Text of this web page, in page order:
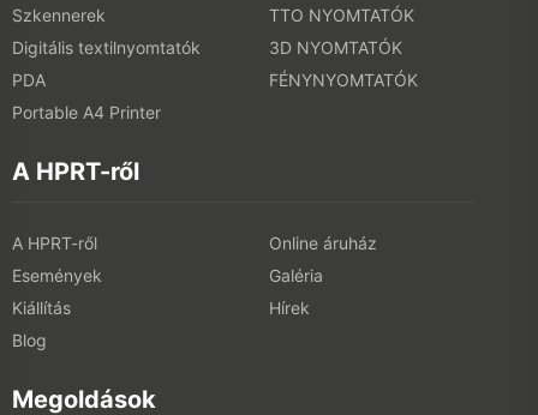
Szkennerek
TTO NYOMTATÓK
Digitális textilnyomtatók
3D NYOMTATÓK
PDA
FÉNYNYOMTATÓK
Portable A4 Printer
A HPRT-ről
A HPRT-ről
Online áruház
Események
Galéria
Kiállítás
Hírek
Blog
Megoldások